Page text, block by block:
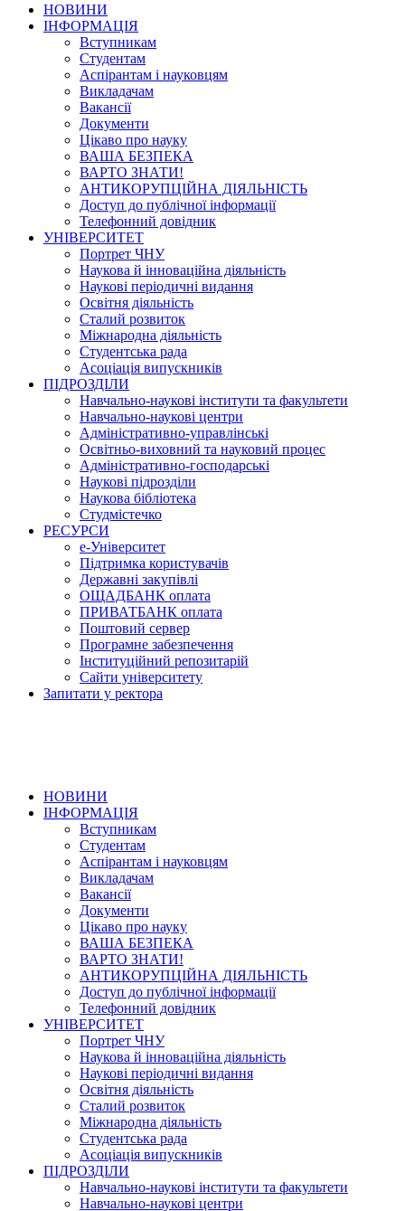
НОВИНИ
ІНФОРМАЦІЯ
Вступникам
Студентам
Аспірантам і науковцям
Викладачам
Вакансії
Документи
Цікаво про науку
ВАША БЕЗПЕКА
ВАРТО ЗНАТИ!
АНТИКОРУПЦІЙНА ДІЯЛЬНІСТЬ
Доступ до публічної інформації
Телефонний довідник
УНІВЕРСИТЕТ
Портрет ЧНУ
Наукова й інноваційна діяльність
Наукові періодичні видання
Освітня діяльність
Сталий розвиток
Міжнародна діяльність
Студентська рада
Асоціація випускників
ПІДРОЗДІЛИ
Навчально-наукові інститути та факультети
Навчально-наукові центри
Адміністративно-управлінські
Освітньо-виховний та науковий процес
Адміністративно-господарські
Наукові підрозділи
Наукова бібліотека
Студмістечко
РЕСУРСИ
е-Університет
Підтримка користувачів
Державні закупівлі
ОЩАДБАНК оплата
ПРИВАТБАНК оплата
Поштовий сервер
Програмне забезпечення
Інституційний репозитарій
Сайти університету
Запитати у ректора
НОВИНИ
ІНФОРМАЦІЯ
Вступникам
Студентам
Аспірантам і науковцям
Викладачам
Вакансії
Документи
Цікаво про науку
ВАША БЕЗПЕКА
ВАРТО ЗНАТИ!
АНТИКОРУПЦІЙНА ДІЯЛЬНІСТЬ
Доступ до публічної інформації
Телефонний довідник
УНІВЕРСИТЕТ
Портрет ЧНУ
Наукова й інноваційна діяльність
Наукові періодичні видання
Освітня діяльність
Сталий розвиток
Міжнародна діяльність
Студентська рада
Асоціація випускників
ПІДРОЗДІЛИ
Навчально-наукові інститути та факультети
Навчально-наукові центри